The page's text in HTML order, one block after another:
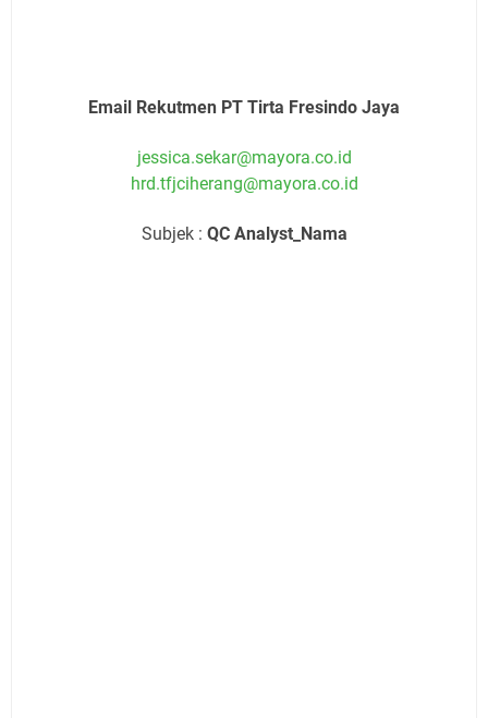
Email Rekutmen PT Tirta Fresindo Jaya
jessica.sekar@mayora.co.id
hrd.tfjciherang@mayora.co.id
Subjek : QC Analyst_Nama